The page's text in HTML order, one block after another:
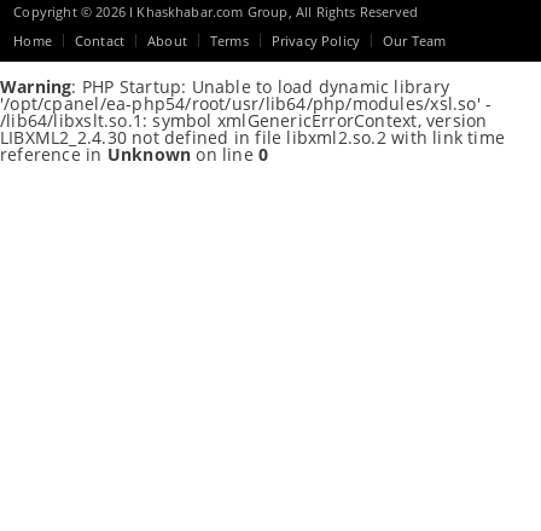
Copyright © 2026 I Khaskhabar.com Group, All Rights Reserved
Home
Contact About Terms Privacy Policy Our Team
Warning: PHP Startup: Unable to load dynamic library
'/opt/cpanel/ea-php54/root/usr/lib64/php/modules/xsl.so' -
/lib64/libxslt.so.1: symbol xmlGenericErrorContext, version
LIBXML2_2.4.30 not defined in file libxml2.so.2 with link time
reference in Unknown on line0